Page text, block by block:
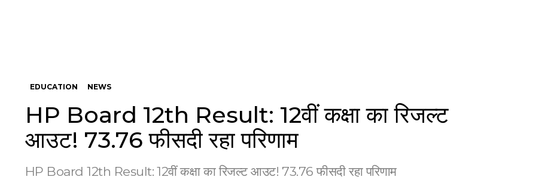
EDUCATION NEWS
HP Board 12th Result: 12वीं कक्षा का रिजल्ट
आउट! 73.76 फीसदी रहा परिणाम
HP Board 12th Result: 12वीं कक्षा का रिजल्ट आउट! 73.76 फीसदी रहा परिणाम